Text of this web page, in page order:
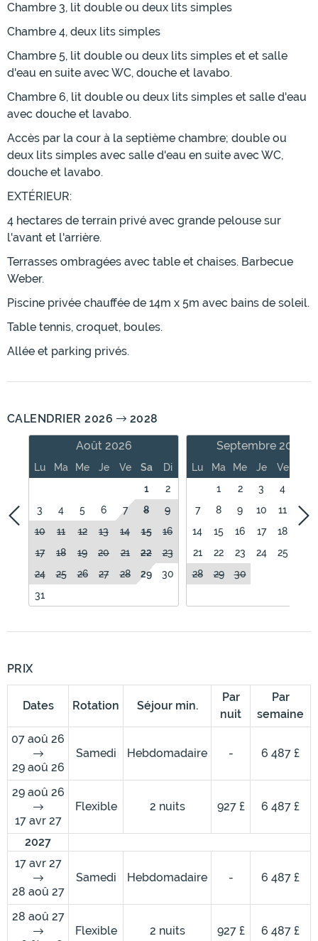
Chambre 3, lit double ou deux lits simples
Chambre 4, deux lits simples
Chambre 5, lit double ou deux lits simples et et salle
d'eau en suite avec WC, douche et lavabo.
Chambre 6, lit double ou deux lits simples et salle d'eau
avec douche et lavabo.
Accès par la cour à la septième chambre; double ou
deux lits simples avec salle d'eau en suite avec WC,
douche et lavabo.
EXTÉRIEUR:
4 hectares de terrain privé avec grande pelouse sur
l'avant et l'arrière.
Terrasses ombragées avec table et chaises. Barbecue
Weber.
Piscine privée chauffée de 14m x 5m avec bains de soleil.
Table tennis, croquet, boules.
Allée et parking privés.
CALENDRIER 2026
2028
Août 2026
Lu Ma Me Je Ve Sa
Di
1
2
3
4 5 6 7 8
9
10
11 12 13 14 15
16
17
18 19 20 21 22
23
24
25 26 27 28 29
30
31
Septembre 2026
Lu Ma Me Je Ve
1
2 3 4
7
8 9 10 11
12
14
15 16 17 18
21
22 23 24 25
28
29 30
PRIX
Dates Rotation Séjour min.
Par
nuit
Par
semaine
07 aoû 26
29 aoû 26
Samedi Hebdomadaire - 6 487 £
29 aoû 26
17 avr 27
Flexible 2 nuits 927 £ 6 487 £
2027
17 avr 27
28 aoû 27
Samedi Hebdomadaire - 6 487 £
28 aoû 27
Flexible 2 nuits 927 £ 6 487 £